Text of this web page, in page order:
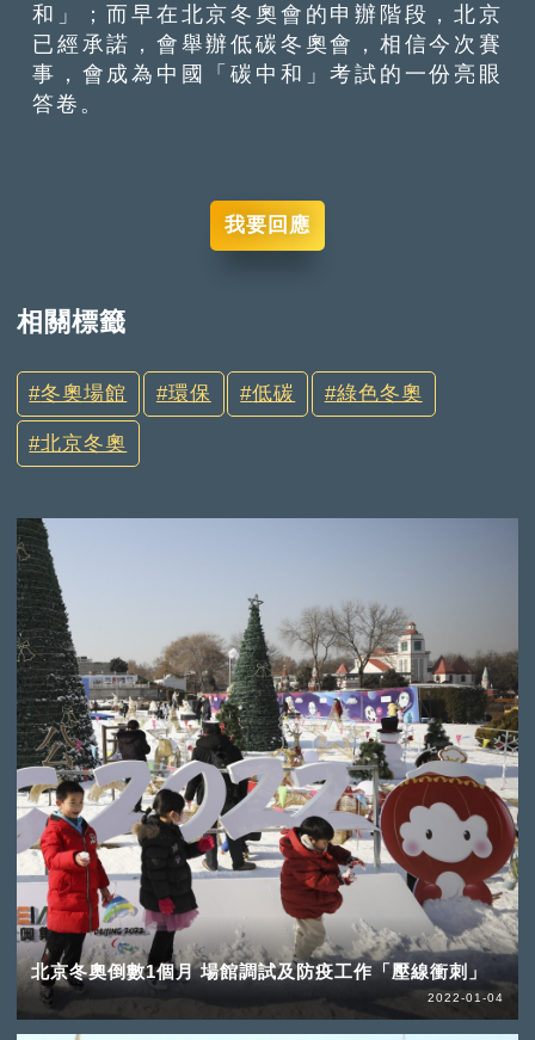
和」；而早在北京冬奧會的申辦階段，北京
已經承諾，會舉辦低碳冬奧會，相信今次賽
事，會成為中國「碳中和」考試的一份亮眼
答卷。
我要回應
相關標籤
冬奧場館 環保 低碳 綠色冬奧
北京冬奧
北京冬奧倒數1個月 場館調試及防疫工作「壓線衝刺」
2022-01-04